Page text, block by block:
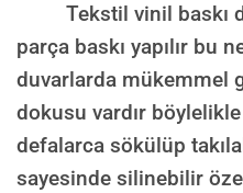
Tekstil vinil baskı
parça baskı yapılır bu
duvarlarda mükemmel
dokusu vardır böylelikle
defalarca sökülüp
sayesinde silinebilir